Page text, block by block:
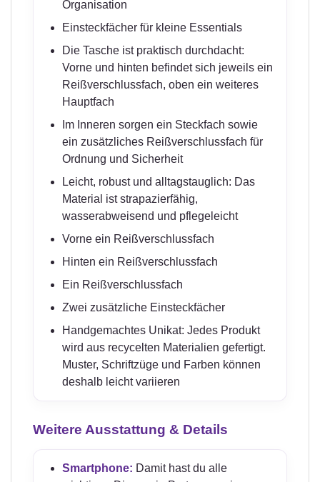
Organisation
Einsteckfächer für kleine Essentials
Die Tasche ist praktisch durchdacht:
Vorne und hinten befindet sich jeweils ein
Reißverschlussfach, oben ein weiteres
Hauptfach
Im Inneren sorgen ein Steckfach sowie
ein zusätzliches Reißverschlussfach für
Ordnung und Sicherheit
Leicht, robust und alltagstauglich: Das
Material ist strapazierfähig,
wasserabweisend und pflegeleicht
Vorne ein Reißverschlussfach
Hinten ein Reißverschlussfach
Ein Reißverschlussfach
Zwei zusätzliche Einsteckfächer
Handgemachtes Unikat: Jedes Produkt
wird aus recycelten Materialien gefertigt.
Muster, Schriftzüge und Farben können
deshalb leicht variieren
Weitere Ausstattung & Details
Smartphone: Damit hast du alle